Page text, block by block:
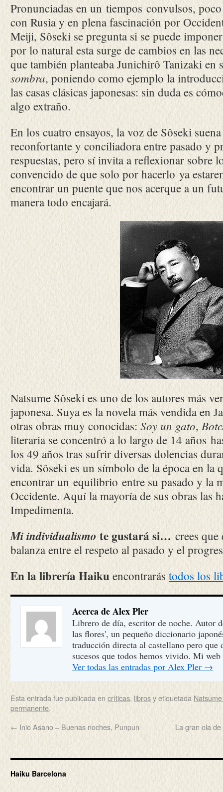
Pronunciadas en un tiempos convulsos,
con Rusia y en plena fascinación por
Meiji, Sôseki se pregunta si se puede
por lo natural esta surge de cambios en las
que también planteaba Junichirô Tanizaki en
sombra, poniendo como ejemplo la
las casas clásicas japonesas: sin duda es
algo extraño.
En los cuatro ensayos, la voz de Sôseki
reconfortante y conciliadora entre pasado y
respuestas, pero sí invita a reflexionar sobre
convencido de que solo por hacerlo ya
encontrar un puente que nos acerque a un
manera todo encajará.
Natsume Sôseki es uno de los autores más
japonesa. Suya es la novela más vendida en
otras obras muy conocidas: Soy un gato,
literaria se concentró a lo largo de 14 años
los 49 años tras sufrir diversas dolencias
vida. Sôseki es un símbolo de la época en la
encontrar un equilibrio entre su pasado y la
Occidente. Aquí la mayoría de sus obras las
Impedimenta.
Mi individualismo te gustará si… crees
balanza entre el respeto al pasado y el
En la librería Haiku encontrarás todos los
Acerca de Alex Pler
Librero de día, escritor de noche. Autor
las flores', un pequeño diccionario
traducción directa al castellano pero que
sucesos que todos hemos vivido. Mi
Ver todas las entradas por Alex Pler →
Esta entrada fue publicada en críticas, librosy etiquetada
permanente.
← Inio Asano – Buenas noches, Punpun La gran ola
Haiku Barcelona